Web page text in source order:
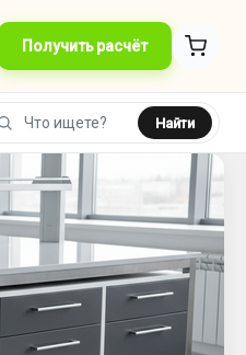
Получить расчёт
Найти